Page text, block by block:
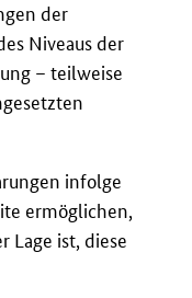
der
Niveaus der
– teilweise
infolge
ermöglichen,
Lage ist, diese